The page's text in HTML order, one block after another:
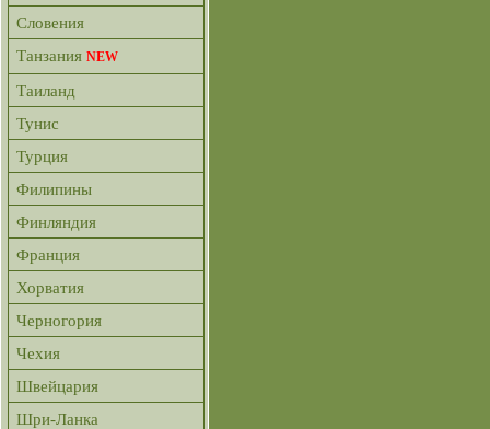
Словения
Танзания NEW
Таиланд
Тунис
Турция
Филипины
Финляндия
Франция
Хорватия
Черногория
Чехия
Швейцария
Шри-Ланка